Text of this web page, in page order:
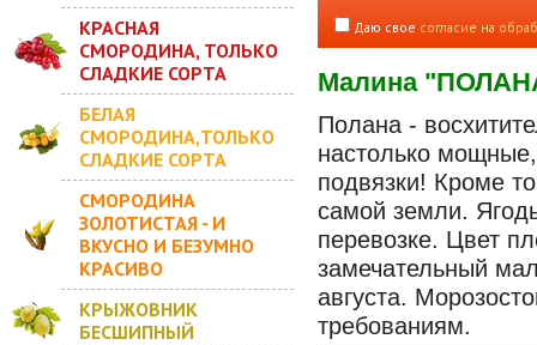
КРАСНАЯ
СМОРОДИНА, ТОЛЬКО
СЛАДКИЕ СОРТА
БЕЛАЯ
СМОРОДИНА,ТОЛЬКО
СЛАДКИЕ СОРТА
СМОРОДИНА
ЗОЛОТИСТАЯ - И
ВКУСНО И БЕЗУМНО
КРАСИВО
КРЫЖОВНИК
БЕСШИПНЫЙ
Даю свое согласие на
Малина
Полана -
настолько
подвязки! Кроме
самой земли.
перевозке. Цвет
замечательный
августа.
требованиям.